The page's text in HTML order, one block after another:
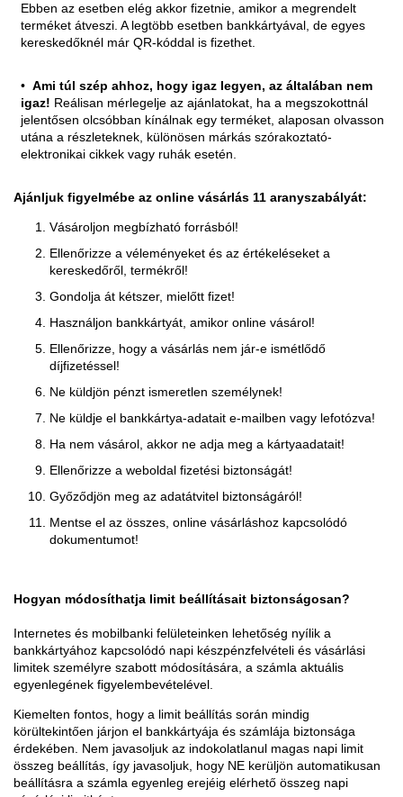
Ebben az esetben elég akkor fizetnie, amikor a megrendelt
terméket átveszi. A legtöbb esetben bankkártyával, de egyes
kereskedőknél már QR-kóddal is fizethet.
Ami túl szép ahhoz, hogy igaz legyen, az általában nem
igaz! Reálisan mérlegelje az ajánlatokat, ha a megszokottnál
jelentősen olcsóbban kínálnak egy terméket, alaposan olvasson
utána a részleteknek, különösen márkás szórakoztató-
elektronikai cikkek vagy ruhák esetén.
Ajánljuk figyelmébe az online vásárlás 11 aranyszabályát:
Vásároljon megbízható forrásból!
Ellenőrizze a véleményeket és az értékeléseket a
kereskedőről, termékről!
Gondolja át kétszer, mielőtt fizet!
Használjon bankkártyát, amikor online vásárol!
Ellenőrizze, hogy a vásárlás nem jár-e ismétlődő
díjfizetéssel!
Ne küldjön pénzt ismeretlen személynek!
Ne küldje el bankkártya-adatait e-mailben vagy lefotózva!
Ha nem vásárol, akkor ne adja meg a kártyaadatait!
Ellenőrizze a weboldal fizetési biztonságát!
Győződjön meg az adatátvitel biztonságáról!
Mentse el az összes, online vásárláshoz kapcsolódó
dokumentumot!
Hogyan módosíthatja limit beállításait biztonságosan?
Internetes és mobilbanki felületeinken lehetőség nyílik a
bankkártyához kapcsolódó napi készpénzfelvételi és vásárlási
limitek személyre szabott módosítására, a számla aktuális
egyenlegének figyelembevételével.
Kiemelten fontos, hogy a limit beállítás során mindig
körültekintően járjon el bankkártyája és számlája biztonsága
érdekében. Nem javasoljuk az indokolatlanul magas napi limit
összeg beállítás, így javasoljuk, hogy NE kerüljön automatikusan
beállításra a számla egyenleg erejéig elérhető összeg napi